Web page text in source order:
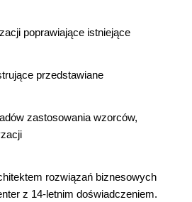
poprawiające istniejące
przedstawiane
zastosowania wzorców,
rozwiązań biznesowych
z 14-letnim doświadczeniem.